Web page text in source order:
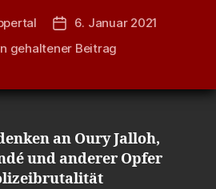
Veröffentlichungsdatum
6. Januar 2021
gehaltener Beitrag
an Oury Jalloh,
und anderer Opfer